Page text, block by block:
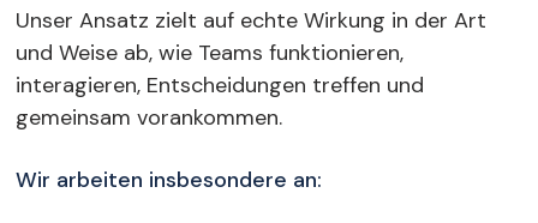
Unser Ansatz zielt auf echte Wirkung in der Art
und Weise ab, wie Teams funktionieren,
interagieren, Entscheidungen treffen und
gemeinsam vorankommen.
Wir arbeiten insbesondere an: